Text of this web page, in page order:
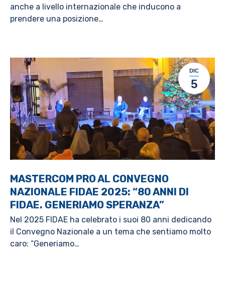
anche a livello internazionale che inducono a
prendere una posizione…
DIC
5
MASTERCOM PRO AL CONVEGNO
NAZIONALE FIDAE 2025: “80 ANNI DI
FIDAE. GENERIAMO SPERANZA”
Nel 2025 FIDAE ha celebrato i suoi 80 anni dedicando
il Convegno Nazionale a un tema che sentiamo molto
caro: “Generiamo…